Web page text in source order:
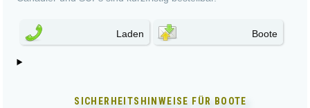
Laden Boote
SICHERHEITSHINWEISE FÜR BOOTE